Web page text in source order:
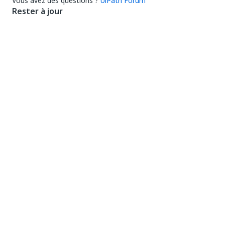
Rester à jour